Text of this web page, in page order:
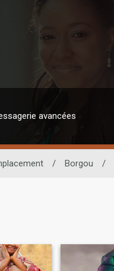
avancées
/ Borgou /